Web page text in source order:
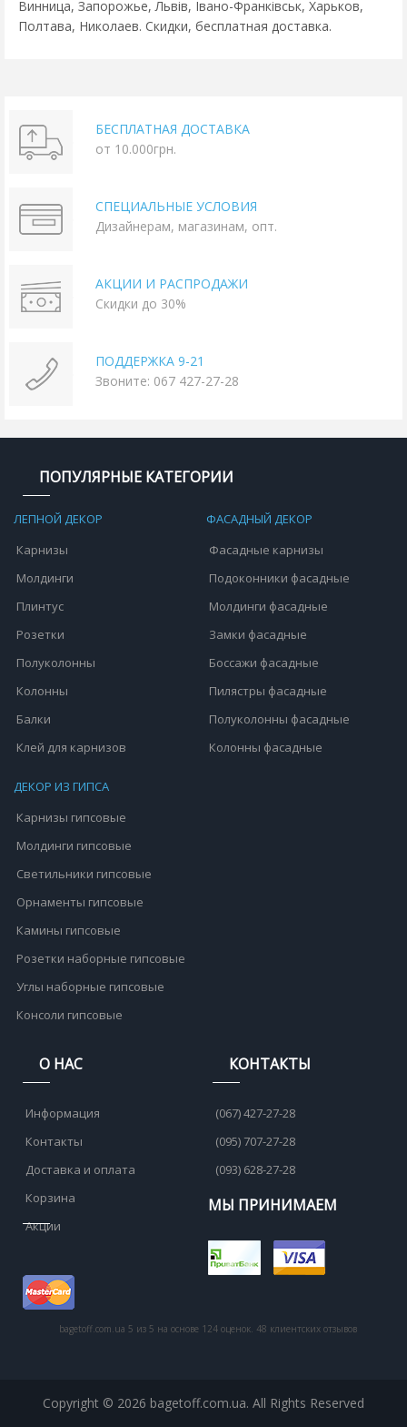
Винница, Запорожье, Львів, Івано-Франківськ, Харьков,
Полтава, Николаев. Скидки, бесплатная доставка.
БЕСПЛАТНАЯ ДОСТАВКА
от 10.000грн.
СПЕЦИАЛЬНЫЕ УСЛОВИЯ
Дизайнерам, магазинам, опт.
АКЦИИ И РАСПРОДАЖИ
Скидки до 30%
ПОДДЕРЖКА 9-21
Звоните: 067 427-27-28
ПОПУЛЯРНЫЕ КАТЕГОРИИ
ЛЕПНОЙ ДЕКОР
Карнизы
Молдинги
Плинтус
Розетки
Полуколонны
Колонны
Балки
Клей для карнизов
ФАСАДНЫЙ ДЕКОР
Фасадные карнизы
Подоконники фасадные
Молдинги фасадные
Замки фасадные
Боссажи фасадные
Пилястры фасадные
Полуколонны фасадные
Колонны фасадные
ДЕКОР ИЗ ГИПСА
Карнизы гипсовые
Молдинги гипсовые
Светильники гипсовые
Орнаменты гипсовые
Камины гипсовые
Розетки наборные гипсовые
Углы наборные гипсовые
Консоли гипсовые
О НАС
Информация
Контакты
Доставка и оплата
Корзина
Акции
КОНТАКТЫ
(067) 427-27-28
(095) 707-27-28
(093) 628-27-28
МЫ ПРИНИМАЕМ
bagetoff.com.ua 5 из 5 на основе 124 оценок. 48 клиентских отзывов
Copyright © 2026 bagetoff.com.ua. All Rights Reserved